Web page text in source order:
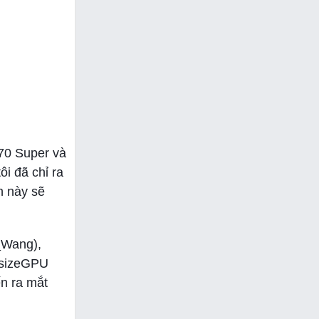
Super và
đã chỉ ra
​​này sẽ
​​ra mắt